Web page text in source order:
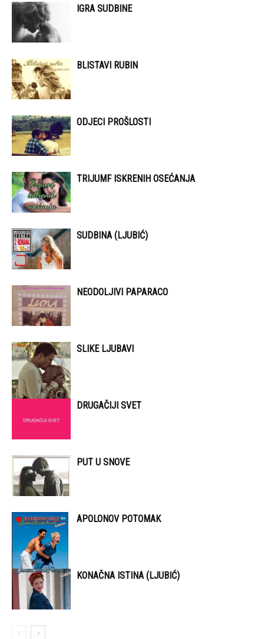
IGRA SUDBINE
BLISTAVI RUBIN
ODJECI PROŠLOSTI
TRIJUMF ISKRENIH OSEĆANJA
SUDBINA (LJUBIĆ)
NEODOLJIVI PAPARACO
SLIKE LJUBAVI
DRUGAČIJI SVET
PUT U SNOVE
APOLONOV POTOMAK
KONAČNA ISTINA (LJUBIĆ)